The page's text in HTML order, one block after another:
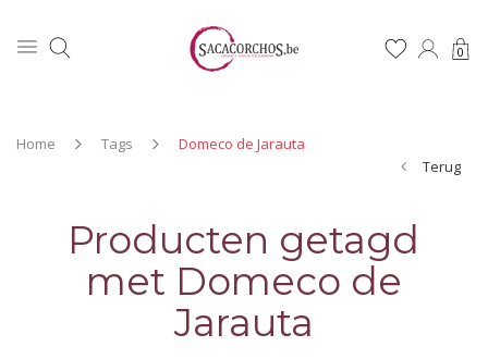
0
Home Tags
Domeco de Jarauta
Terug
Producten getagd
met Domeco de
Jarauta